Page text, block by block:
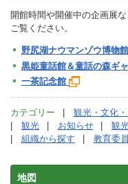
開館時間や開催中の企画展
ご覧ください。
野尻湖ナウマンゾウ博物館
黒姫童話館＆童話の森ギ
一茶記念館
カテゴリー 観光・文化
観光
お知らせ 観
組織から探す
教育委
地図